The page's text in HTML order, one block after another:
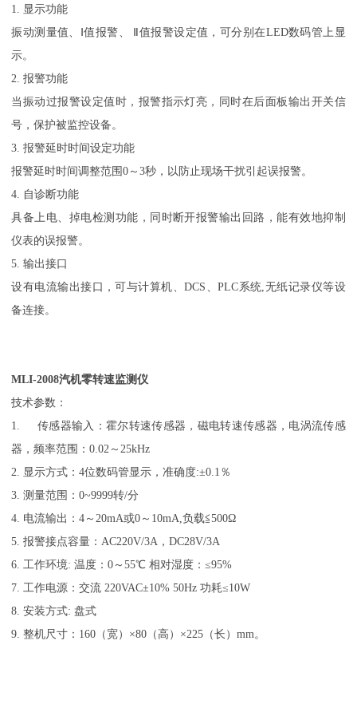
1. 显示功能
振动测量值、Ⅰ值报警、 Ⅱ值报警设定值，可分别在LED数码管上显
示。
2. 报警功能
当振动过报警设定值时，报警指示灯亮，同时在后面板输出开关信
号，保护被监控设备。
3. 报警延时时间设定功能
报警延时时间调整范围0～3秒，以防止现场干扰引起误报警。
4. 自诊断功能
具备上电、掉电检测功能，同时断开报警输出回路，能有效地抑制
仪表的误报警。
5. 输出接口
设有电流输出接口，可与计算机、DCS、PLC系统,无纸记录仪等设
备连接。
MLI-2008汽机零转速监测仪
技术参数：
1. 传感器输入：霍尔转速传感器，磁电转速传感器，电涡流传感
器，频率范围：0.02～25kHz
2. 显示方式：4位数码管显示，准确度:±0.1％
3. 测量范围：0~9999转/分
4. 电流输出：4～20mA或0～10mA,负载≦500Ω
5. 报警接点容量：AC220V/3A，DC28V/3A
6. 工作环境: 温度：0～55℃ 相对湿度：≤95%
7. 工作电源：交流 220VAC±10% 50Hz 功耗≤10W
8. 安装方式: 盘式
9. 整机尺寸：160（宽）×80（高）×225（长）mm。